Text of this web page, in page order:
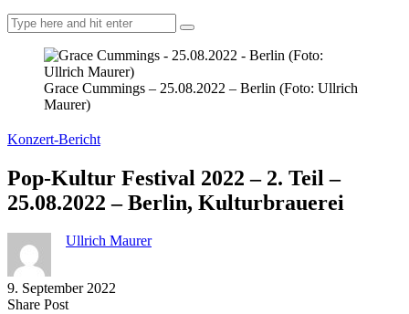
Grace Cummings – 25.08.2022 – Berlin (Foto: Ullrich
Maurer)
Konzert-Bericht
Pop-Kultur Festival 2022 – 2. Teil –
25.08.2022 – Berlin, Kulturbrauerei
Ullrich Maurer
9. September 2022
Share PostShare
Copy
Send